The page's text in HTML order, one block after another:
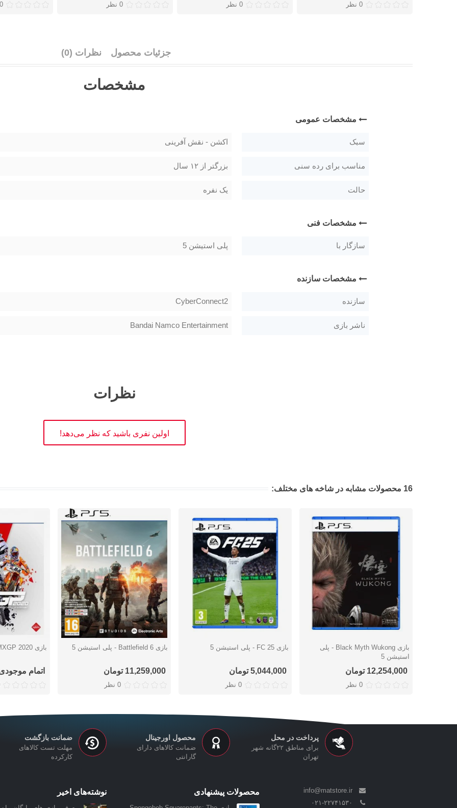
0 نظر 0 نظر 0 نظر 0 نظر
جزئیات محصول نظرات (0)
مشخصات
مشخصات عمومی
سبک اکشن - نقش آفرینی
مناسب برای رده سنی بزرگتر از ۱۲ سال
حالت یک نفره
مشخصات فنی
سازگار با پلی استیشن 5
مشخصات سازنده
سازنده CyberConnect2
ناشر بازی Bandai Namco Entertainment
نظرات
اولین نفری باشید که نظر می‌دهد!
16 محصولات مشابه در شاخه های مختلف:
دوست داشتن
بازی Black Myth Wukong - پلی
استیشن 5
12,254,000 تومان
0 نظر
دوست داشتن بازی FC 25 - پلی استیشن 5
5,044,000 تومان
0 نظر
دوست داشتن بازی Battlefield 6 - پلی استیشن 5
11,259,000 تومان
0 نظر
دوست بازی MXGP 2020 - پلی استیشن 5
اتمام
پرداخت در محل
برای مناطق ۲۲گانه شهر
تهران
محصول اورجینال
ضمانت کالاهای دارای
گارانتی
ضمانت بازگشت
مهلت تست کالاهای
کارکرده
info@matstore.ir
۰۲۱-۲۲۷۴۱۵۳۰
محصولات پیشنهادی نوشته‌های اخیر